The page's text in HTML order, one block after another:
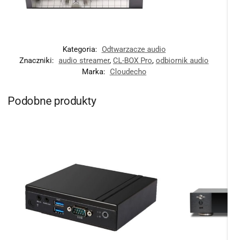
Kategoria:
Odtwarzacze audio
Znaczniki: audio streamer, CL-BOX Pro, odbiornik audio
Marka:
Cloudecho
Podobne produkty